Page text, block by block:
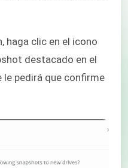
haga clic en el icono
destacado en el
le pedirá que confirme